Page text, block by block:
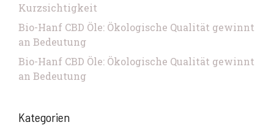
Kurzsichtigkeit
Bio-Hanf CBD Öle: Ökologische Qualität gewinnt
an Bedeutung
Bio-Hanf CBD Öle: Ökologische Qualität gewinnt
an Bedeutung
Kategorien